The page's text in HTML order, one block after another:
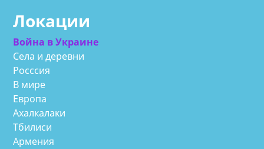
Локации
Война в Украине
Села и деревни
Росссия
В мире
Европа
Ахалкалаки
Тбилиси
Армения